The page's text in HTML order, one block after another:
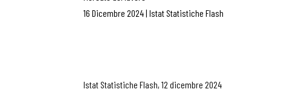
16 Dicembre 2024| Istat Statistiche Flash
Istat Statistiche Flash, 12 dicembre 2024